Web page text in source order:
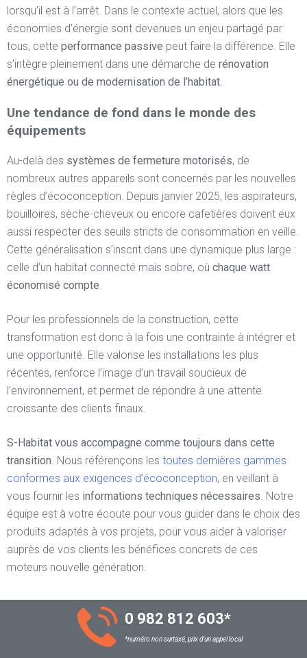
lorsqu’il est à l’arrêt. Dans le contexte actuel, alors que les
économies d’énergie sont devenues un enjeu partagé par
tous, cette performance passive peut faire la différence. Elle
s’intègre pleinement dans une démarche de rénovation
énergétique ou de modernisation de l’habitat.
Une tendance de fond dans le monde des
équipements
Au-delà des systèmes de fermeture motorisés, de
nombreux autres appareils sont concernés par les nouvelles
règles d’écoconception. Depuis janvier 2025, les aspirateurs,
bouilloires, sèche-cheveux ou encore cafetières doivent eux
aussi respecter des seuils stricts de consommation en veille.
Cette généralisation s’inscrit dans une dynamique plus large :
celle d’un habitat connecté mais sobre, où chaque watt
économisé compte.
Pour les professionnels de la construction, cette
transformation est donc à la fois une contrainte à intégrer et
une opportunité. Elle valorise les installations les plus
récentes, renforce l’image d’un travail soucieux de
l’environnement, et permet de répondre à une attente
croissante des clients finaux.
S-Habitat vous accompagne comme toujours dans cette
transition. Nous référençons les toutes dernières gammes
conformes aux exigences d’écoconception, en veillant à
vous fournir les informations techniques nécessaires. Notre
équipe est à votre écoute pour vous guider dans le choix des
produits adaptés à vos projets, pour vous aider à valoriser
auprès de vos clients les bénéfices concrets de ces
moteurs nouvelle génération.
0 982 812 603*
*numéro non surtaxé, prix d’un appel local